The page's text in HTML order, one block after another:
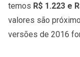
temos R$ 1.223 e
valores são
versões de 2016